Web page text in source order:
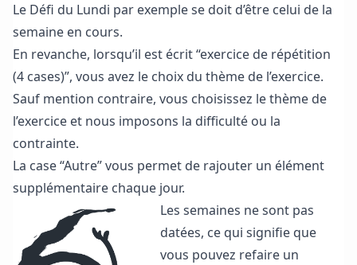
Le Défi du Lundi par exemple se doit d’être celui de la
semaine en cours.
En revanche, lorsqu’il est écrit “exercice de répétition
(4 cases)”, vous avez le choix du thème de l’exercice.
Sauf mention contraire, vous choisissez le thème de
l’exercice et nous imposons la difficulté ou la
contrainte.
La case “Autre” vous permet de rajouter un élément
supplémentaire chaque jour.
Les semaines ne sont pas
datées, ce qui signifie que
vous pouvez refaire un